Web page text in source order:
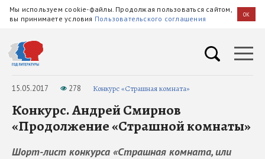
Мы используем cookie-файлы. Продолжая пользоваться сайтом,
вы принимаете условия Пользовательского соглашения OK
15.05.2017 278 Конкурс «Страшная комната»
Конкурс. Андрей Смирнов
«Продолжение «Страшной комнаты»
Шорт-лист конкурса «Страшная комната, или